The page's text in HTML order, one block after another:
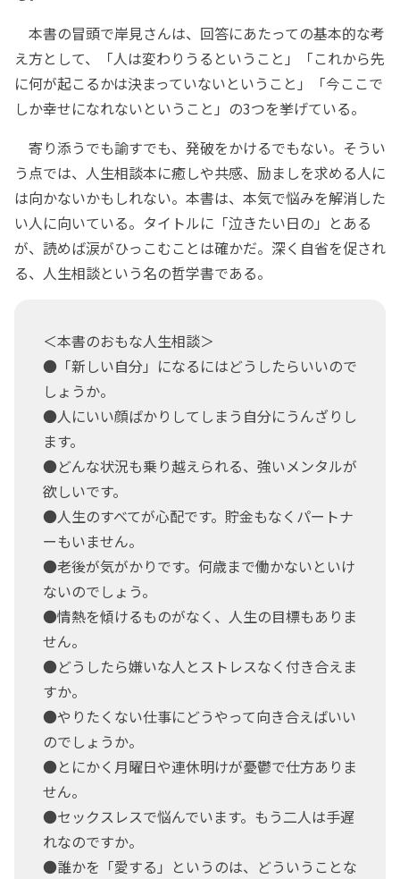
本書の冒頭で岸見さんは、回答にあたっての基本的な考
え方として、「人は変わりうるということ」「これから先
に何が起こるかは決まっていないということ」「今ここで
しか幸せになれないということ」の3つを挙げている。
寄り添うでも諭すでも、発破をかけるでもない。そうい
う点では、人生相談本に癒しや共感、励ましを求める人に
は向かないかもしれない。本書は、本気で悩みを解消した
い人に向いている。タイトルに「泣きたい日の」とある
が、読めば涙がひっこむことは確かだ。深く自省を促され
る、人生相談という名の哲学書である。
＜本書のおもな人生相談＞
●「新しい自分」になるにはどうしたらいいので
しょうか。
●人にいい顔ばかりしてしまう自分にうんざりし
ます。
●どんな状況も乗り越えられる、強いメンタルが
欲しいです。
●人生のすべてが心配です。貯金もなくパートナ
ーもいません。
●老後が気がかりです。何歳まで働かないといけ
ないのでしょう。
●情熱を傾けるものがなく、人生の目標もありま
せん。
●どうしたら嫌いな人とストレスなく付き合えま
すか。
●やりたくない仕事にどうやって向き合えばいい
のでしょうか。
●とにかく月曜日や連休明けが憂鬱で仕方ありま
せん。
●セックスレスで悩んでいます。もう二人は手遅
れなのですか。
●誰かを「愛する」というのは、どういうことな